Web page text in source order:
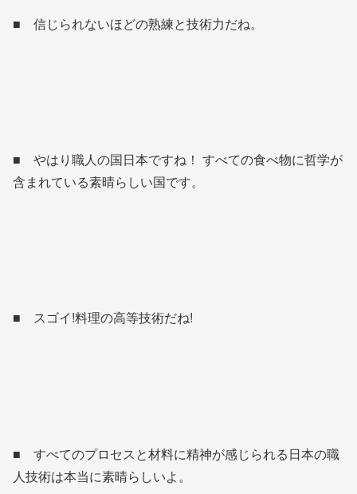
■ 信じられないほどの熟練と技術力だね。
■ やはり職人の国日本ですね！ すべての食べ物に哲学が
含まれている素晴らしい国です。
■ スゴイ!料理の高等技術だね!
■ すべてのプロセスと材料に精神が感じられる日本の職
人技術は本当に素晴らしいよ。